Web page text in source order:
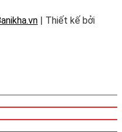
| Thiết kế bởi